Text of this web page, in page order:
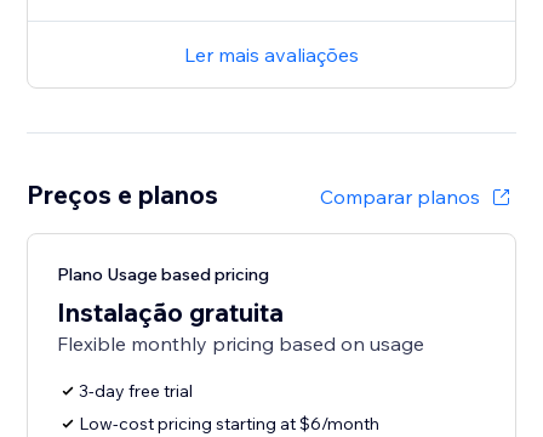
Ler mais avaliações
Preços e planos Comparar planos
Plano Usage based pricing
Instalação gratuita
Flexible monthly pricing based on usage
3-day free trial
Low-cost pricing starting at $6/month